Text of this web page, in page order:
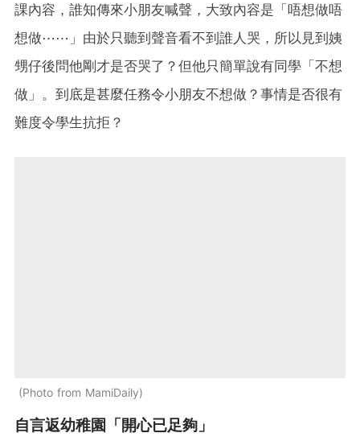
課內容，誰知傳來小朋友喊聲，大致內容是「唔想做唔
想做⋯⋯」由於只聽到聲音看不到誰人哭，所以見到姨
甥仔後問他剛才是否哭了？但他只簡單說有同學「不想
做」。到底是甚麼任務令小朋友不想做？事情是否很有
難度令學生抗拒？
Photo from MamiDaily
自言返幼稚園「開心已足夠」